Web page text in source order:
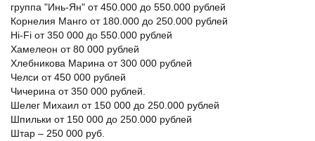
группа "Инь-Ян" от 450.000 до 550.000 рублей
Корнелия Манго от 180.000 до 250.000 рублей
Hi-Fi от 350 000 до 550.000 рублей
Хамелеон от 80 000 рублей
Хлебникова Марина от 300 000 рублей
Челси от 450 000 рублей
Чичерина от 350 000 рублей.
Шелег Михаил от 150 000 до 250.000 рублей
Шпильки от 150 000 до 250.000 рублей
Штар – 250 000 руб.